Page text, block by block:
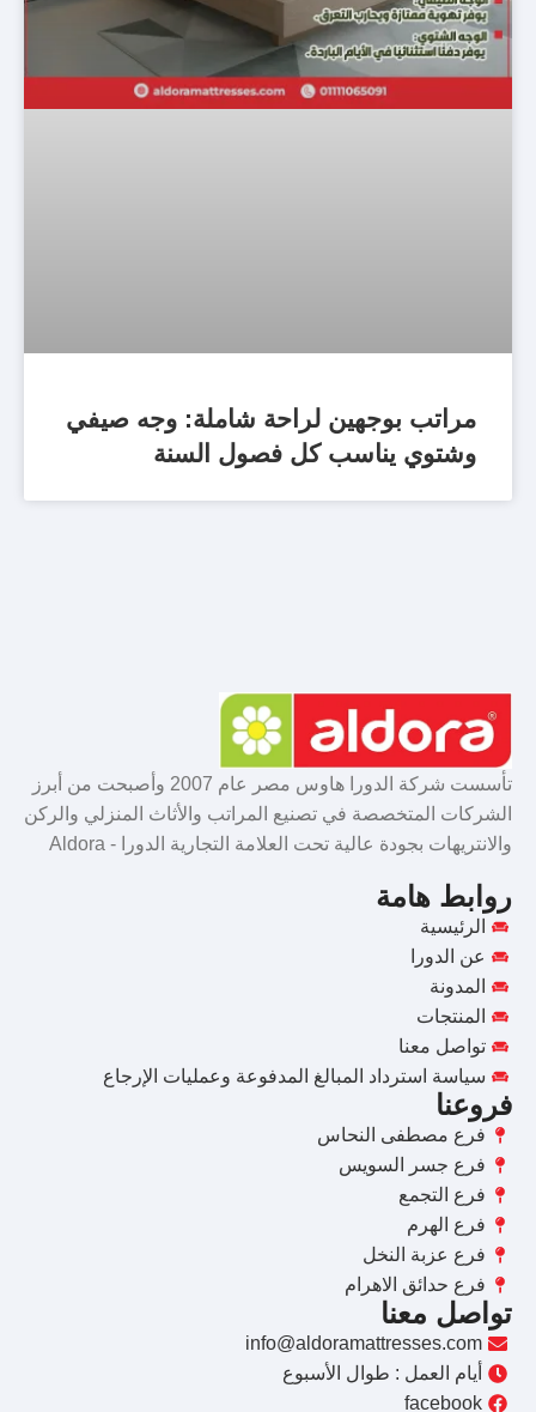
مراتب بوجهين لراحة شاملة: وجه صيفي
وشتوي يناسب كل فصول السنة
تأسست شركة الدورا هاوس مصر عام 2007 وأصبحت من أبرز
الشركات المتخصصة في تصنيع المراتب والأثاث المنزلي والركن
والانتريهات بجودة عالية تحت العلامة التجارية الدورا - Aldora
روابط هامة
الرئيسية
عن الدورا
المدونة
المنتجات
تواصل معنا
سياسة استرداد المبالغ المدفوعة وعمليات الإرجاع
فروعنا
فرع مصطفى النحاس
فرع جسر السويس
فرع التجمع
فرع الهرم
فرع عزبة النخل
فرع حدائق الاهرام
تواصل معنا
info@aldoramattresses.com
أيام العمل : طوال الأسبوع
facebook